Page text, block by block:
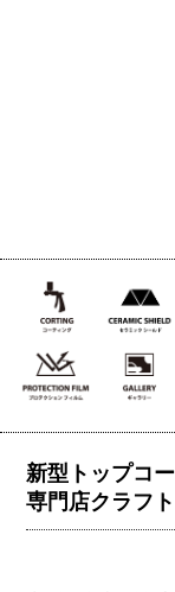
新型トップコ
専門店クラフ